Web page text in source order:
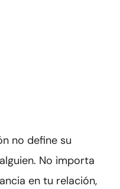
no define su
No importa
en tu relación,